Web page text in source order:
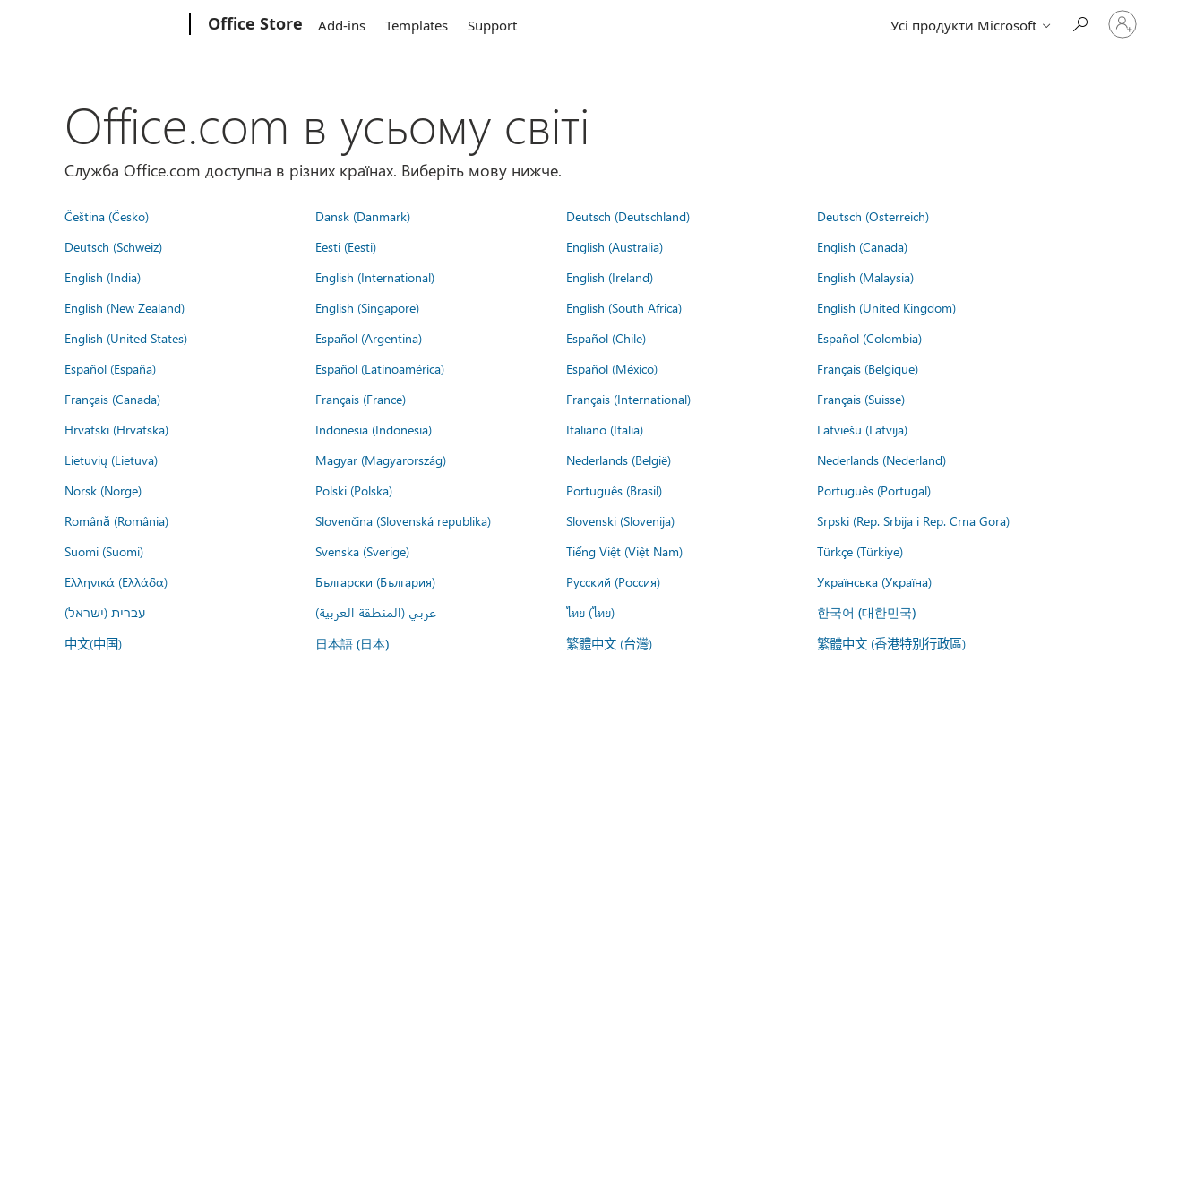
Office Store Add-ins Templates Support Усі продукти Microsoft
Увійдіть
свій
Office.com в усьому світі
Служба Office.com доступна в різних країнах. Виберіть мову нижче.
Čeština (Česko) Dansk (Danmark) Deutsch (Deutschland)
Deutsch (Österreich)
Deutsch (Schweiz)
Eesti (Eesti) English (Australia)
English (Canada)
English (India)
English (International) English (Ireland)
English (Malaysia)
English (New Zealand)
English (Singapore) English (South Africa)
English (United Kingdom)
English (United States)
Español (Argentina) Español (Chile)
Español (Colombia)
Español (España)
Español (Latinoamérica) Español (México)
Français (Belgique)
Français (Canada)
Français (France) Français (International)
Français (Suisse)
Hrvatski (Hrvatska)
Indonesia (Indonesia) Italiano (Italia)
Latviešu (Latvija)
Lietuvių (Lietuva)
Magyar (Magyarország) Nederlands (België)
Nederlands (Nederland)
Norsk (Norge)
Polski (Polska) Português (Brasil)
Português (Portugal)
Română (România)
Slovenčina (Slovenská republika) Slovenski (Slovenija)
Srpski (Rep. Srbija i Rep. Crna Gora)
Suomi (Suomi)
Svenska (Sverige) Tiếng Việt (Việt Nam)
Türkçe (Türkiye)
Ελληνικά (Ελλάδα)
Български (България) Русский (Россия)
Українська (Україна)
עברית (ישראל)
عربي (المنطقة العربية) ไทย (ไทย) 한국어 (대한민국)
中文(中国) 日本語 (日本) 繁體中文 (台灣) 繁體中文 (香港特別行政區)